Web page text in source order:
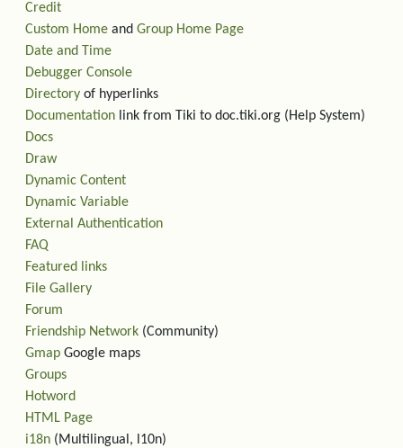
Credit
Custom Home and Group Home Page
Date and Time
Debugger Console
Directory of hyperlinks
Documentation link from Tiki to doc.tiki.org (Help System)
Docs
Draw
Dynamic Content
Dynamic Variable
External Authentication
FAQ
Featured links
File Gallery
Forum
Friendship Network (Community)
Gmap Google maps
Groups
Hotword
HTML Page
i18n (Multilingual, l10n)